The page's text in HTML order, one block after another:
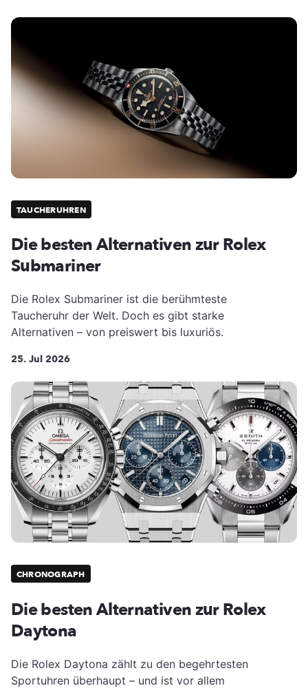
TAUCHERUHREN
Die besten Alternativen zur Rolex
Submariner
Die Rolex Submariner ist die berühmteste
Taucheruhr der Welt. Doch es gibt starke
Alternativen – von preiswert bis luxuriös.
25. Jul 2026
CHRONOGRAPH
Die besten Alternativen zur Rolex
Daytona
Die Rolex Daytona zählt zu den begehrtesten
Sportuhren überhaupt – und ist vor allem